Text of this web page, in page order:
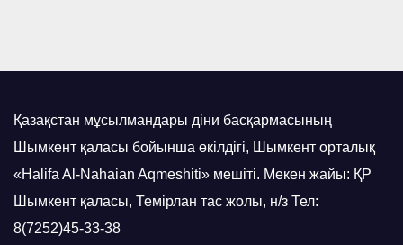
Қазақстан мұсылмандары діни басқармасының
Шымкент қаласы бойынша өкілдігі, Шымкент орталық
«Halifa Al-Nahaian Aqmeshiti» мешіті. Мекен жайы: ҚР
Шымкент қаласы, Темірлан тас жолы, н/з Тел:
8(7252)45-33-38